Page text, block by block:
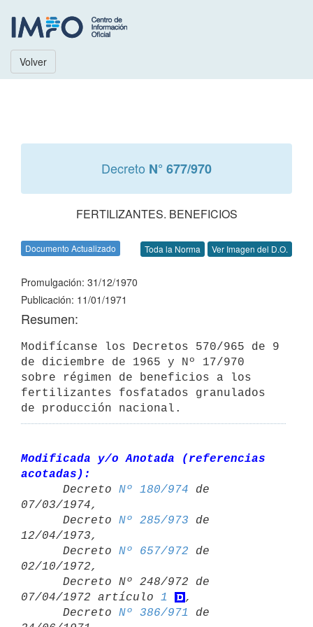
Volver
Decreto N° 677/970
FERTILIZANTES. BENEFICIOS
Documento Actualizado Toda la Norma Ver Imagen del D.O.
Promulgación: 31/12/1970
Publicación: 11/01/1971
Resumen:
Modifícanse los Decretos 570/965 de 9
de diciembre de 1965 y Nº 17/970
sobre régimen de beneficios a los
fertilizantes fosfatados granulados
de producción nacional.
Modificada y/o Anotada (referencias
acotadas):
Decreto Nº 180/974 de
07/03/1974,
      Decreto
Nº 285/973 de
12/04/1973,
      Decreto
Nº 657/972 de
02/10/1972,
07/04/1972 artículo 1
,
      Decreto
Nº 386/971
de